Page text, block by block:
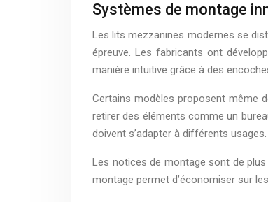
Systèmes de montage
Les lits mezzanines modernes se
épreuve. Les fabricants ont
manière intuitive grâce à des
Certains modèles proposent même
retirer des éléments comme un
doivent s’adapter à différents usages.
Les notices de montage sont de
montage permet d’économiser sur